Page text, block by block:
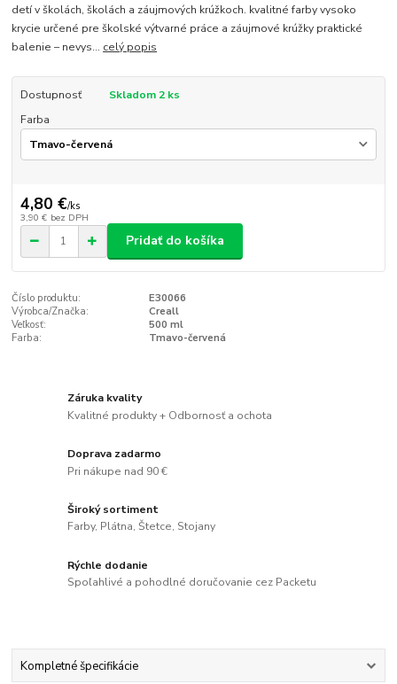
detí v školách, školách a záujmových krúžkoch. kvalitné farby vysoko
krycie určené pre školské výtvarné práce a záujmové krúžky praktické
balenie – nevys... celý popis
Dostupnosť
Skladom 2 ks
Farba
4,80 €/ks
3,90 € bez DPH
Pridať do košíka
Číslo produktu:
E30066
Výrobca/Značka:
Creall
Veľkosť:
500 ml
Farba:
Tmavo-červená
Záruka kvality
Kvalitné produkty + Odbornosť a ochota
Doprava zadarmo
Pri nákupe nad 90 €
Široký sortiment
Farby, Plátna, Štetce, Stojany
Rýchle dodanie
Spoľahlivé a pohodlné doručovanie cez Packetu
Kompletné špecifikácie